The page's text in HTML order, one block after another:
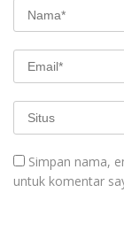
Simpan nama,
untuk komentar